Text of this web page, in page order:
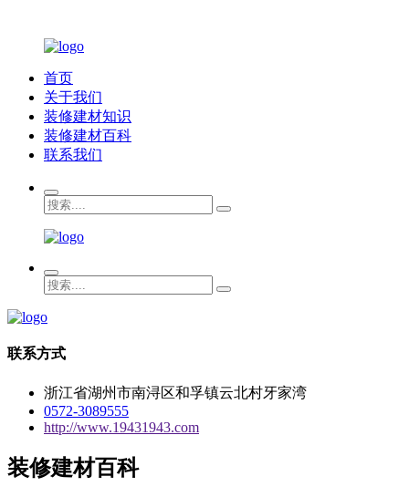
首页
关于我们
装修建材知识
装修建材百科
联系我们
联系方式
浙江省湖州市南浔区和孚镇云北村牙家湾
0572-3089555
http://www.19431943.com
装修建材百科